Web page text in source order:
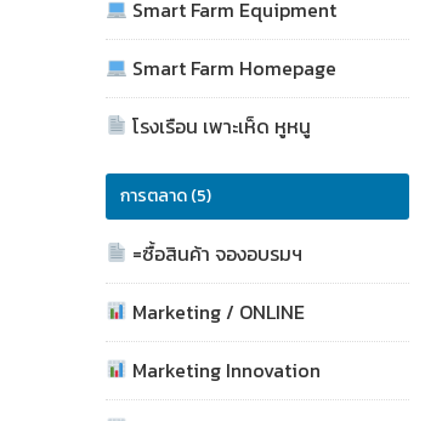
Smart Farm Equipment
Smart Farm Homepage
โรงเรือน เพาะเห็ด หูหนู
การตลาด (5)
=ซื้อสินค้า จองอบรมฯ
Marketing / ONLINE
Marketing Innovation